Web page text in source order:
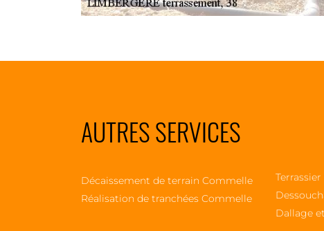
AUTRES SERVICES
Décaissement de terrain Commelle
Réalisation de tranchées Commelle
Dallage